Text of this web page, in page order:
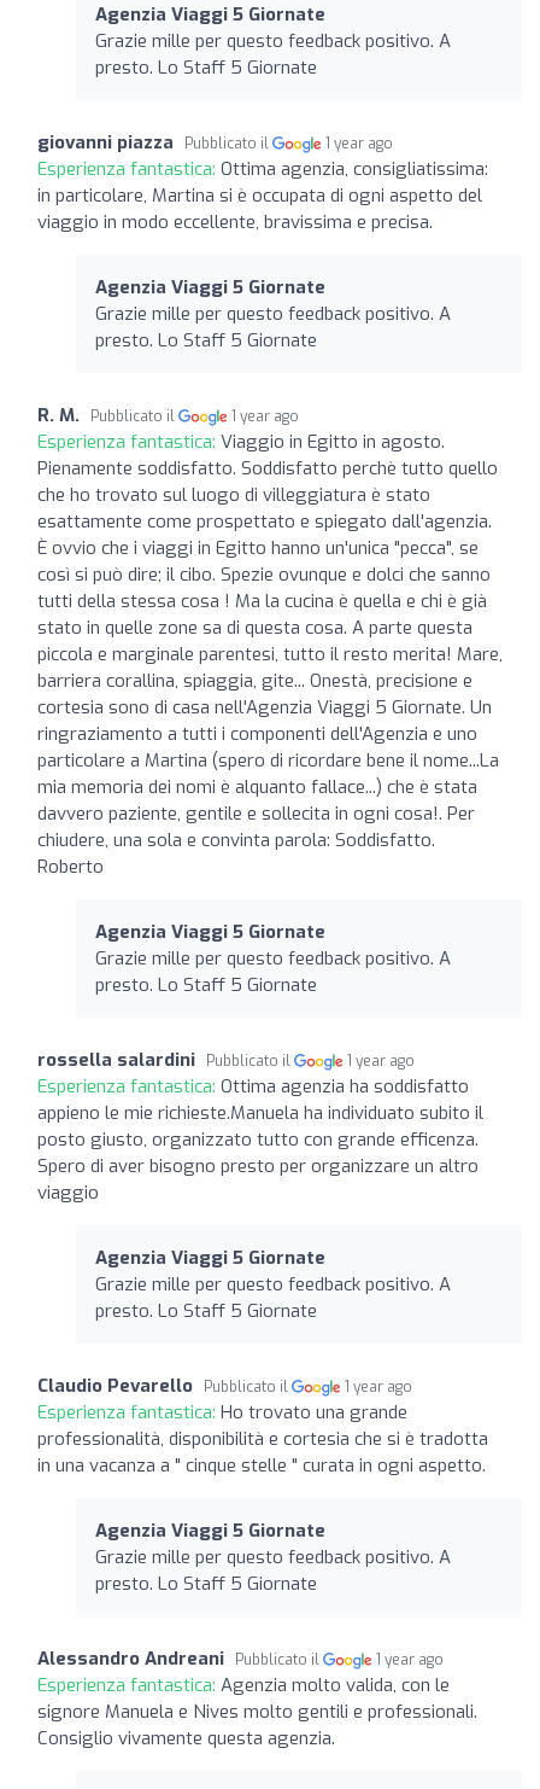
Agenzia Viaggi 5 Giornate
Grazie mille per questo feedback positivo. A
presto. Lo Staff 5 Giornate
giovanni piazza Pubblicato il 1 year ago
Esperienza fantastica: Ottima agenzia, consigliatissima:
in particolare, Martina si è occupata di ogni aspetto del
viaggio in modo eccellente, bravissima e precisa.
Agenzia Viaggi 5 Giornate
Grazie mille per questo feedback positivo. A
presto. Lo Staff 5 Giornate
R. M. Pubblicato il 1 year ago
Esperienza fantastica: Viaggio in Egitto in agosto.
Pienamente soddisfatto. Soddisfatto perchè tutto quello
che ho trovato sul luogo di villeggiatura è stato
esattamente come prospettato e spiegato dall'agenzia.
È ovvio che i viaggi in Egitto hanno un'unica "pecca", se
così si può dire; il cibo. Spezie ovunque e dolci che sanno
tutti della stessa cosa ! Ma la cucina è quella e chi è già
stato in quelle zone sa di questa cosa. A parte questa
piccola e marginale parentesi, tutto il resto merita! Mare,
barriera corallina, spiaggia, gite... Onestà, precisione e
cortesia sono di casa nell'Agenzia Viaggi 5 Giornate. Un
ringraziamento a tutti i componenti dell'Agenzia e uno
particolare a Martina (spero di ricordare bene il nome...La
mia memoria dei nomi è alquanto fallace...) che è stata
davvero paziente, gentile e sollecita in ogni cosa!. Per
chiudere, una sola e convinta parola: Soddisfatto.
Roberto
Agenzia Viaggi 5 Giornate
Grazie mille per questo feedback positivo. A
presto. Lo Staff 5 Giornate
rossella salardini Pubblicato il 1 year ago
Esperienza fantastica: Ottima agenzia ha soddisfatto
appieno le mie richieste.Manuela ha individuato subito il
posto giusto, organizzato tutto con grande efficenza.
Spero di aver bisogno presto per organizzare un altro
viaggio
Agenzia Viaggi 5 Giornate
Grazie mille per questo feedback positivo. A
presto. Lo Staff 5 Giornate
Claudio Pevarello Pubblicato il 1 year ago
Esperienza fantastica: Ho trovato una grande
professionalità, disponibilità e cortesia che si è tradotta
in una vacanza a " cinque stelle " curata in ogni aspetto.
Agenzia Viaggi 5 Giornate
Grazie mille per questo feedback positivo. A
presto. Lo Staff 5 Giornate
Alessandro Andreani Pubblicato il 1 year ago
Esperienza fantastica: Agenzia molto valida, con le
signore Manuela e Nives molto gentili e professionali.
Consiglio vivamente questa agenzia.